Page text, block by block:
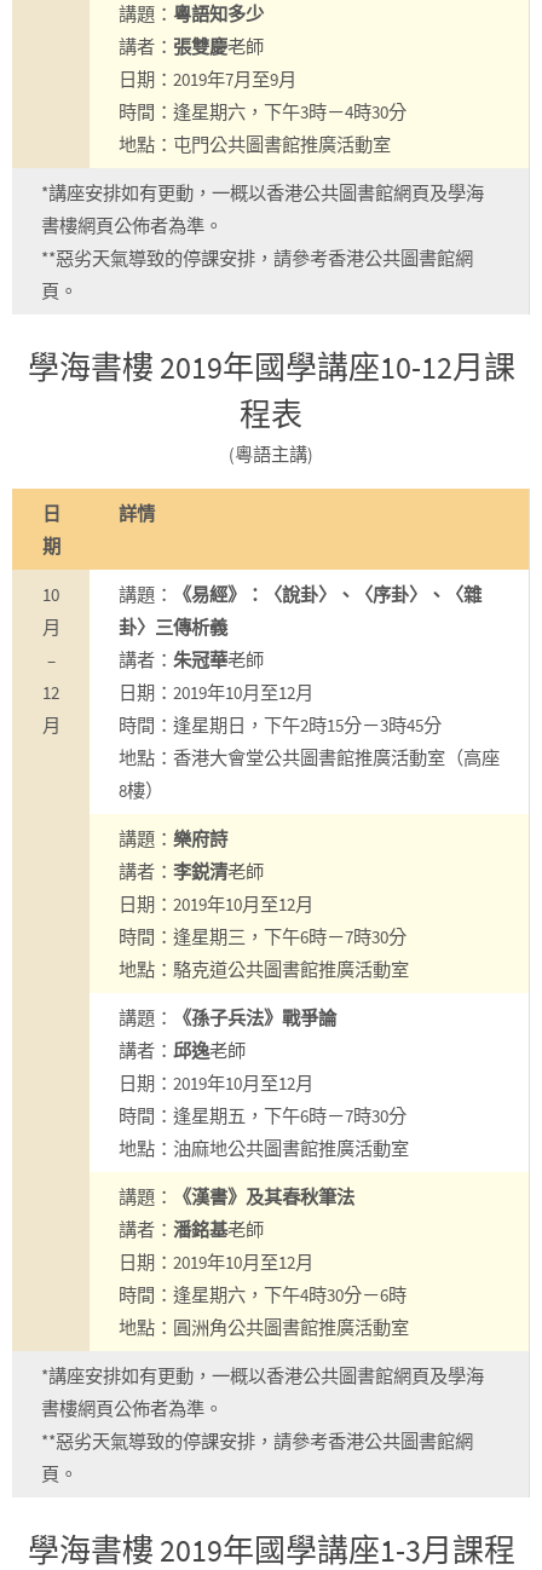
講題： 粵語知多少
講者： 張雙慶老師
日期：2019年7月至9月
時間：逢星期六，下午3時－4時30分
地點：屯門公共圖書館推廣活動室
*講座安排如有更動，一概以香港公共圖書館網頁及學海
書樓網頁公佈者為準。
**惡劣天氣導致的停課安排，請參考香港公共圖書館網
頁。
學海書樓 2019年國學講座10-12月課
程表
(粵語主講)
日
期
詳情
10
月
–
12
月
講題：
《易經》：〈說卦〉、〈序卦〉、〈雜
卦〉三傳析義
講者： 朱冠華老師
日期：2019年10月至12月
時間：逢星期日，下午2時15分－3時45分
地點：香港大會堂公共圖書館推廣活動室（高座
8樓）
講題： 樂府詩
講者： 李鋭清老師
日期：2019年10月至12月
時間：逢星期三，下午6時－7時30分
地點：駱克道公共圖書館推廣活動室
講題：
《孫子兵法》戰爭論
講者： 邱逸老師
日期：2019年10月至12月
時間：逢星期五，下午6時－7時30分
地點：油麻地公共圖書館推廣活動室
講題：
《漢書》及其春秋筆法
講者： 潘銘基老師
日期：2019年10月至12月
時間：逢星期六，下午4時30分－6時
地點：圓洲角公共圖書館推廣活動室
*講座安排如有更動，一概以香港公共圖書館網頁及學海
書樓網頁公佈者為準。
**惡劣天氣導致的停課安排，請參考香港公共圖書館網
頁。
學海書樓 2019年國學講座1-3月課程